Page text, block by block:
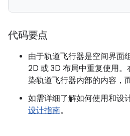
代码要点
由于轨道飞行器是空间界面
2D 或 3D 布局中重复使用
染轨道飞行器内部的内容，
如需详细了解如何使用和设
设计指南。